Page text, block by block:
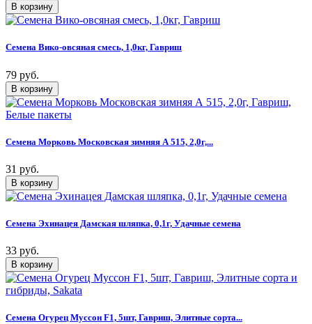
Семена Вико-овсяная смесь, 1,0кг, Гавриш
79 руб.
Семена Морковь Московская зимняя А 515, 2,0г,...
31 руб.
Семена Эхинацея Дамская шляпка, 0,1г, Удачные семена
33 руб.
Семена Огурец Муссон F1, 5шт, Гавриш, Элитные сорта...